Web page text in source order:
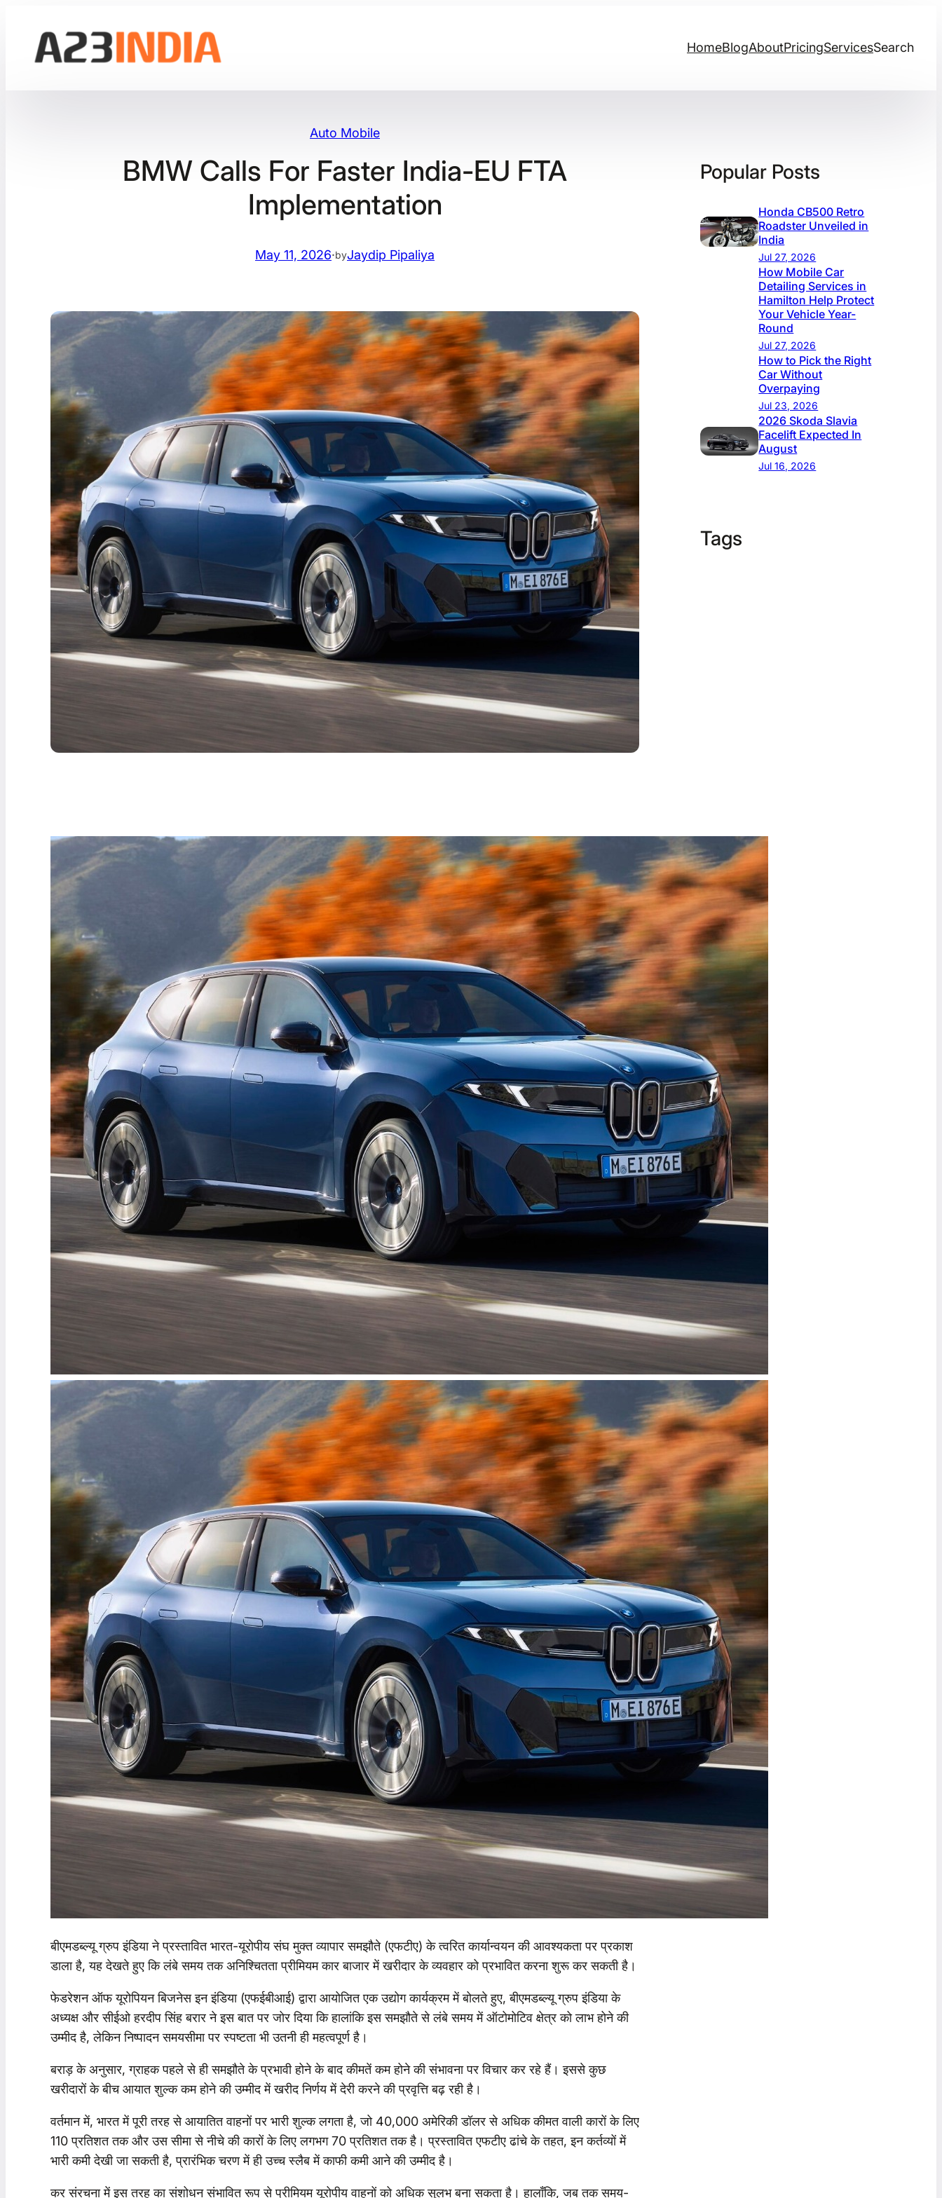
content
HomeBlogAboutPricingServicesSearch
Auto Mobile
BMW Calls For Faster India-EU FTA
Implementation
May 11, 2026·byJaydip Pipaliya
बीएमडब्ल्यू ग्रुप इंडिया ने प्रस्तावित भारत-यूरोपीय संघ मुक्त व्यापार समझौते (एफटीए) के त्वरित कार्यान्वयन की आवश्यकता पर प्रकाश
डाला है, यह देखते हुए कि लंबे समय तक अनिश्चितता प्रीमियम कार बाजार में खरीदार के व्यवहार को प्रभावित करना शुरू कर सकती है।
फेडरेशन ऑफ यूरोपियन बिजनेस इन इंडिया (एफईबीआई) द्वारा आयोजित एक उद्योग कार्यक्रम में बोलते हुए, बीएमडब्ल्यू ग्रुप इंडिया के
अध्यक्ष और सीईओ हरदीप सिंह बरार ने इस बात पर जोर दिया कि हालांकि इस समझौते से लंबे समय में ऑटोमोटिव क्षेत्र को लाभ होने की
उम्मीद है, लेकिन निष्पादन समयसीमा पर स्पष्टता भी उतनी ही महत्वपूर्ण है।
बराड़ के अनुसार, ग्राहक पहले से ही समझौते के प्रभावी होने के बाद कीमतें कम होने की संभावना पर विचार कर रहे हैं। इससे कुछ
खरीदारों के बीच आयात शुल्क कम होने की उम्मीद में खरीद निर्णय में देरी करने की प्रवृत्ति बढ़ रही है।
वर्तमान में, भारत में पूरी तरह से आयातित वाहनों पर भारी शुल्क लगता है, जो 40,000 अमेरिकी डॉलर से अधिक कीमत वाली कारों के लिए
110 प्रतिशत तक और उस सीमा से नीचे की कारों के लिए लगभग 70 प्रतिशत तक है। प्रस्तावित एफटीए ढांचे के तहत, इन कर्तव्यों में
भारी कमी देखी जा सकती है, प्रारंभिक चरण में ही उच्च स्लैब में काफी कमी आने की उम्मीद है।
कर संरचना में इस तरह का संशोधन संभावित रूप से प्रीमियम यूरोपीय वाहनों को अधिक सुलभ बना सकता है। हालाँकि, जब तक समय-
Popular Posts
Honda CB500 Retro
Roadster Unveiled in
India
Jul 27, 2026
How Mobile Car
Detailing Services in
Hamilton Help Protect
Your Vehicle Year-
Round
Jul 27, 2026
How to Pick the Right
Car Without
Overpaying
Jul 23, 2026
2026 Skoda Slavia
Facelift Expected In
August
Jul 16, 2026
Tags